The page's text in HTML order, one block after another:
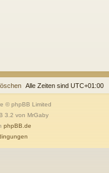
Alle Zeiten sind UTC+01:00
© phpBB Limited
3.2 von MrGaby
phpBB.de